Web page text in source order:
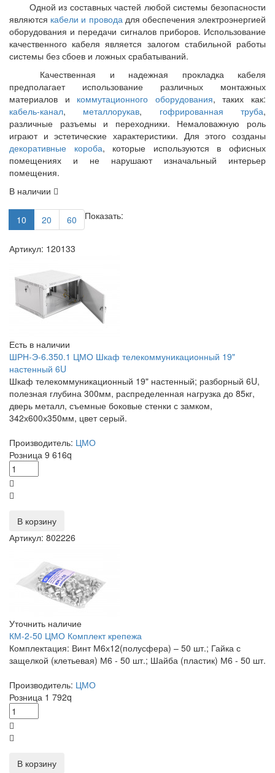
Одной из составных частей любой системы безопасности
являются кабели и проводадля обеспечения электроэнергией
оборудования и передачи сигналов приборов. Использование
качественного кабеля является залогом стабильной работы
системы без сбоев и ложных срабатываний.
Качественная и надежная прокладка кабеля
предполагает использование различных монтажных
материалов и коммутационного оборудования, таких как:
кабель-канал, металлорукав, гофрированная труба,
различные разъемы и переходники. Немаловажную роль
играют и эстетические характеристики. Для этого созданы
декоративные короба, которые используются в офисных
помещениях и не нарушают изначальный интерьер
помещения.
В наличии
Показать:
10 20 60
Артикул: 120133
Есть в наличии
ШРН-Э-6.350.1 ЦМО Шкаф телекоммуникационный 19"
настенный 6U
Шкаф телекоммуникационный 19" настенный; разборный 6U,
полезная глубина 300мм, распределенная нагрузка до 85кг,
дверь металл, съемные боковые стенки с замком,
342х600х350мм, цвет серый.
Производитель: ЦМО
Розница 9 616q
В корзину
Артикул: 802226
Уточнить наличие
КМ-2-50 ЦМО Комплект крепежа
Комплектация: Винт М6х12(полусфера) – 50 шт.; Гайка с
защелкой (клетьевая) М6 - 50 шт.; Шайба (пластик) М6 - 50 шт.
Производитель: ЦМО
Розница 1 792q
В корзину